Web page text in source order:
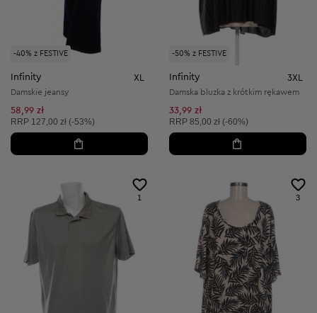
-40% z FESTIVE
Infinity XL
Damskie jeansy
58,99 zł
Cena sugerowana:
RRP 127,00 zł (-53%)
-50% z FESTIVE
Infinity 3XL
Damska bluzka z krótkim rękawem
33,99 zł
Cena sugerowana:
RRP 85,00 zł (-60%)
1 3